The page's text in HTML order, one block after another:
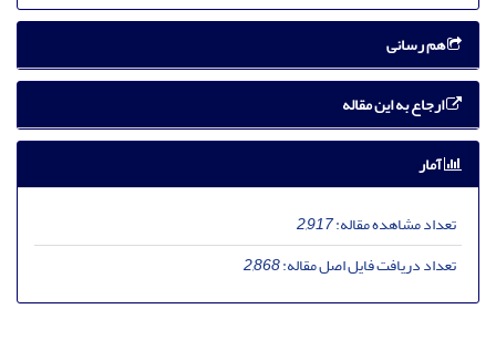
هم رسانی
ارجاع به این مقاله
آمار
تعداد مشاهده مقاله:2,917
تعداد دریافت فایل اصل مقاله:2,868